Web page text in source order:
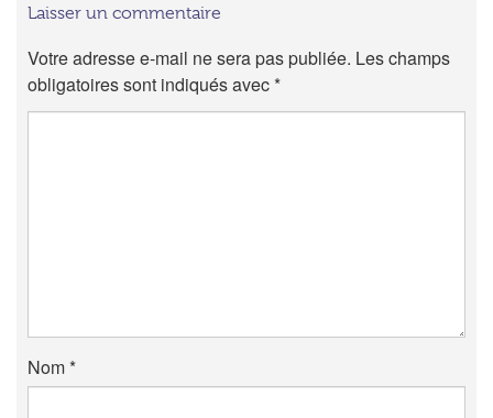
Laisser un commentaire
Votre adresse e-mail ne sera pas publiée. Les champs
obligatoires sont indiqués avec*
Nom*